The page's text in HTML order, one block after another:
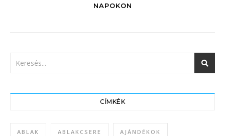
NAPOKON
CÍMKÉK
ABLAK ABLAKCSERE AJÁNDÉKOK